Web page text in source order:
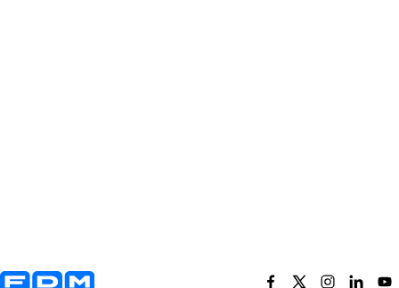
Yderligere information og kontaktoplysninger